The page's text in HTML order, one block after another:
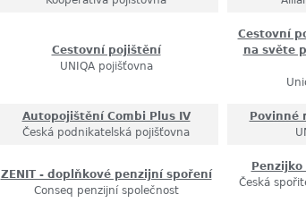
Cestovní pojištění
UNIQA pojišťovna
Cestovní
na světe
Autopojištění Combi Plus IV
Česká podnikatelská pojišťovna
Povinné
ZENIT - doplňkové penzijní spoření
Conseq penzijní společnost
Česká